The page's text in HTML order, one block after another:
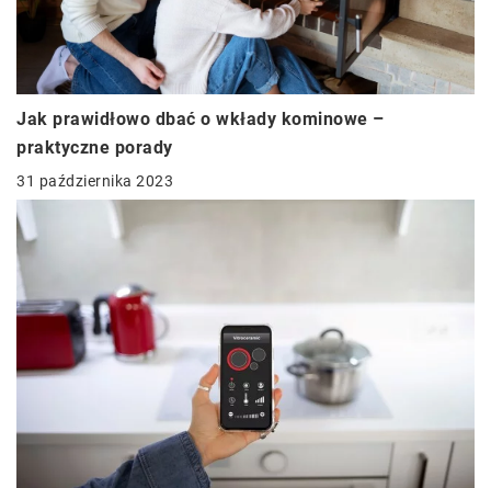
Jak prawidłowo dbać o wkłady kominowe –
praktyczne porady
31 października 2023